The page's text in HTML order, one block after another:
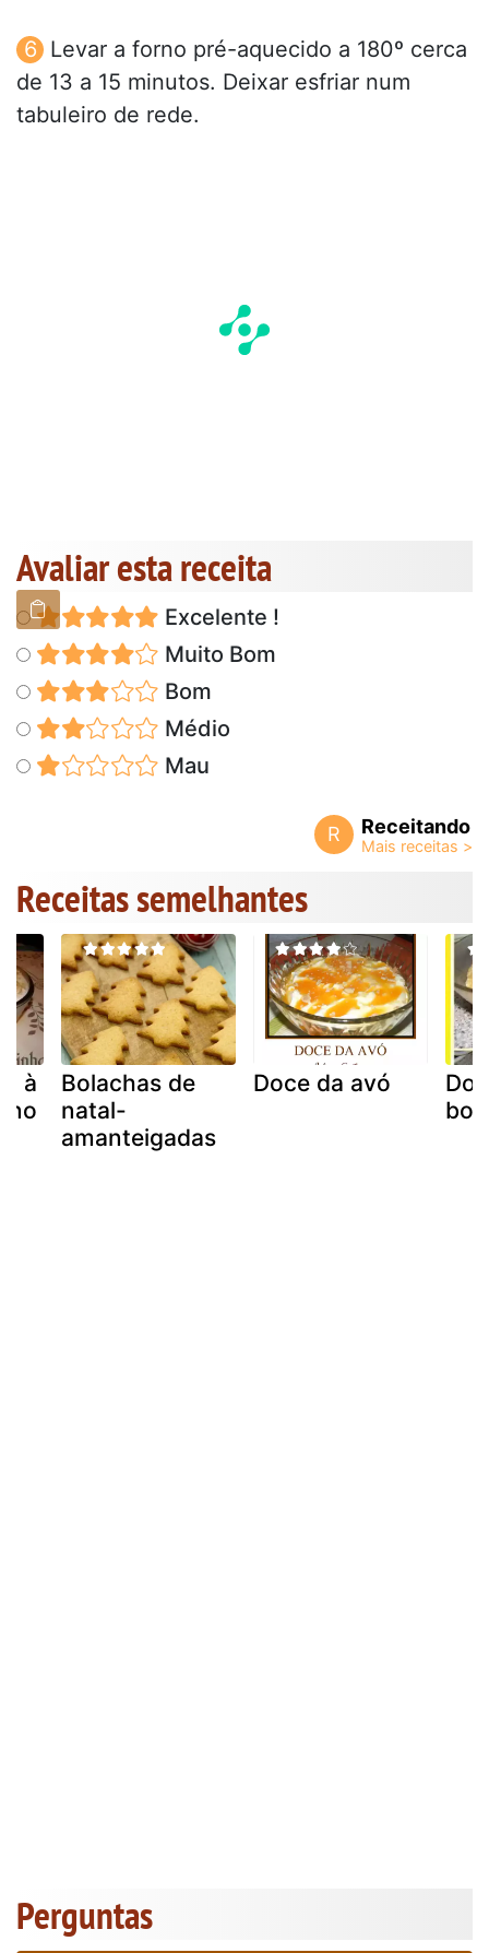
Levar a forno pré-aquecido a 180º cerca
de 13 a 15 minutos. Deixar esfriar num
tabuleiro de rede.
Avaliar esta receita
Excelente !
Muito Bom
Bom
Médio
Mau
R Receitando
Receitas semelhantes
à
Bolachas de
natal-
amanteigadas
Doce da avó
Perguntas